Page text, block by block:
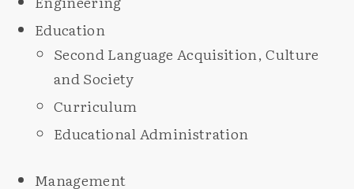
Education
Second Language Acquisition, Culture
and Society
Curriculum
Educational Administration
Management